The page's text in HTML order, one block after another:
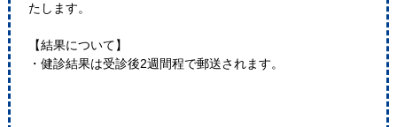
たします。
【結果について】
・健診結果は受診後2週間程で郵送されます。